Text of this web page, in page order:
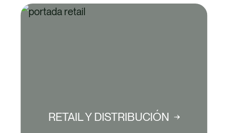
RETAIL Y DISTRIBUCIÓN